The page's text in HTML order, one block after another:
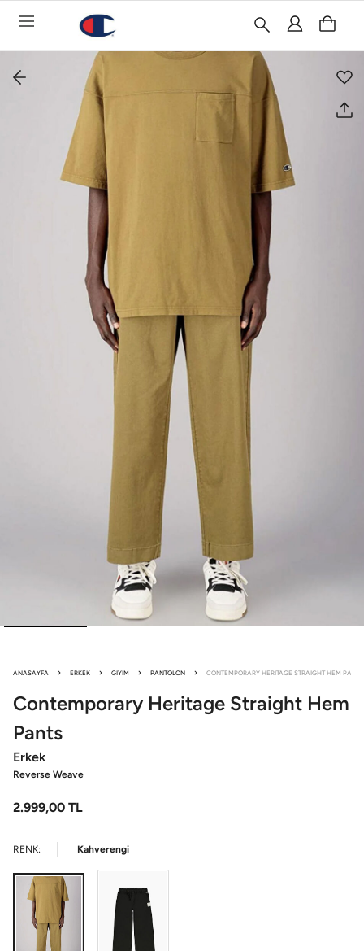
ANASAYFA ERKEK GIYIM PANTOLON CONTEMPORARY HERITAGE STRAIGHT HEM PANTS
Contemporary Heritage Straight Hem
Pants
Erkek
Reverse Weave
2.999,00 TL
RENK: Kahverengi